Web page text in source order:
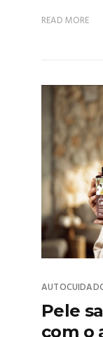
READ MORE
Pele
com o